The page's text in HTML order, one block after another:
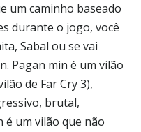
um caminho baseado
durante o jogo, você
Sabal ou se vai
Pagan min é um vilão
de Far Cry 3),
brutal,
é um vilão que não